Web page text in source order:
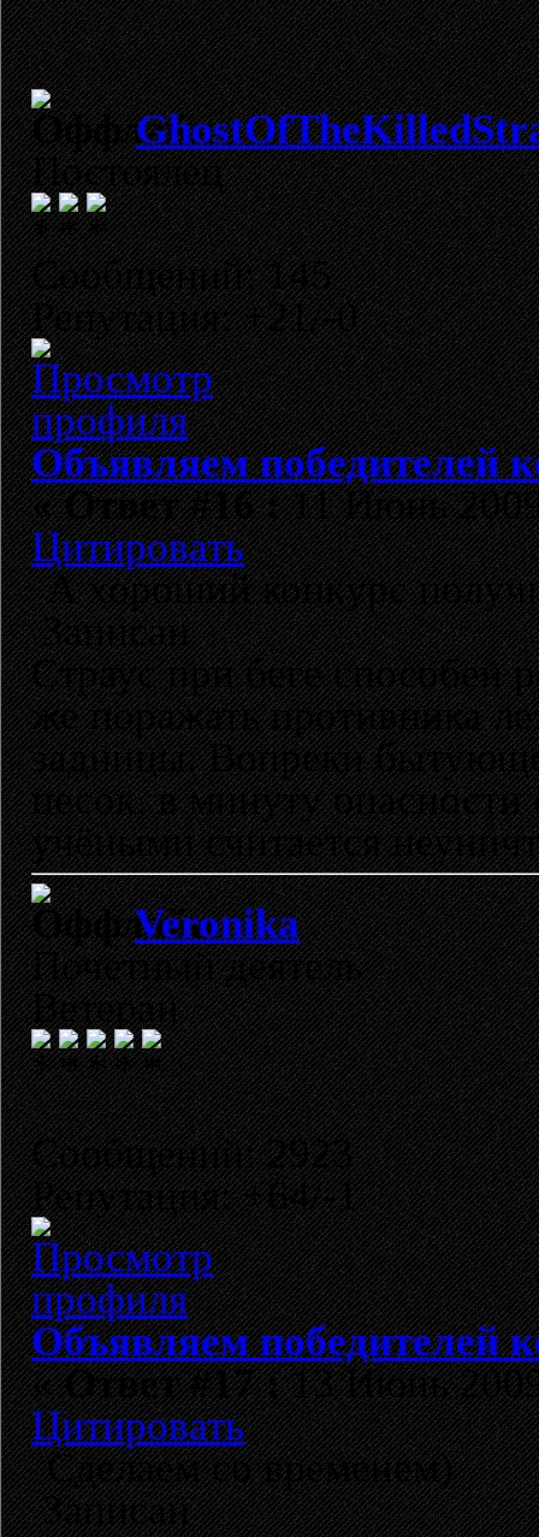
Постоялец
Сообщений: 145
Репутация: +21/-0
Объявляем победителей
«Ответ #16 :11 Июнь
Цитировать
А хороший конкурс
Записан
Страус при беге способен
же поражать противника
задницы. Вопреки
песок, в минуту опасности
учёными считается
Veronika
Почетный деятель
Ветеран
Сообщений: 2923
Репутация: +64/-1
Объявляем победителей
«Ответ #17 :13 Июнь
Цитировать
Сделаем со временем)
Записан